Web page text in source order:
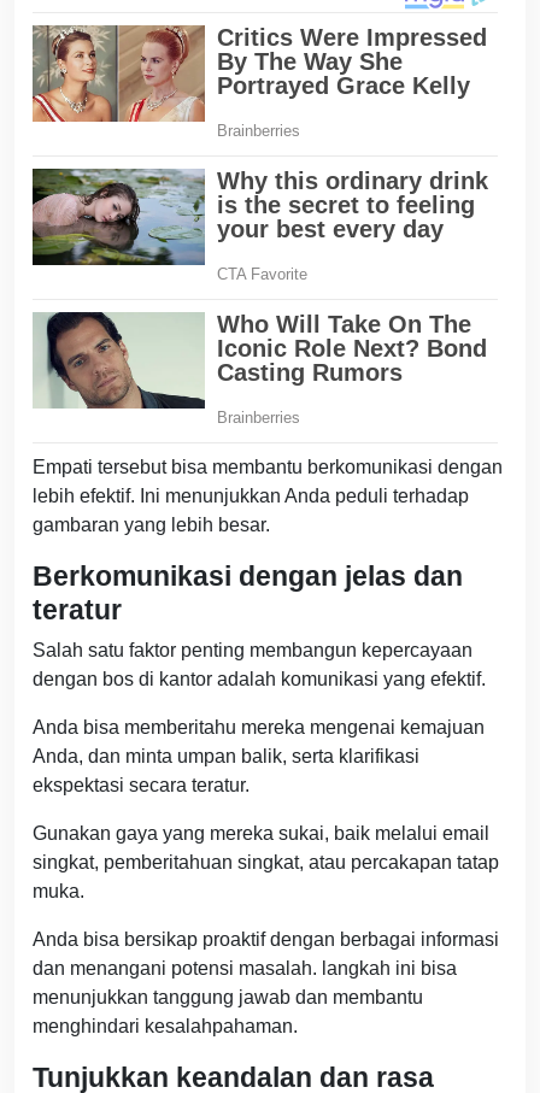
Empati tersebut bisa membantu berkomunikasi dengan
lebih efektif. Ini menunjukkan Anda peduli terhadap
gambaran yang lebih besar.
Berkomunikasi dengan jelas dan
teratur
Salah satu faktor penting membangun kepercayaan
dengan bos di kantor adalah komunikasi yang efektif.
Anda bisa memberitahu mereka mengenai kemajuan
Anda, dan minta umpan balik, serta klarifikasi
ekspektasi secara teratur.
Gunakan gaya yang mereka sukai, baik melalui email
singkat, pemberitahuan singkat, atau percakapan tatap
muka.
Anda bisa bersikap proaktif dengan berbagai informasi
dan menangani potensi masalah. langkah ini bisa
menunjukkan tanggung jawab dan membantu
menghindari kesalahpahaman.
Tunjukkan keandalan dan rasa